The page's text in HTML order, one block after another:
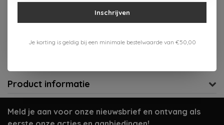
Verzenden 1-3 werkdagen
Product informatie
Meld je aan voor onze nieuwsbrief en ontvang als
Inschrijven
Je korting is geldig bij een minimale bestelwaarde van €50,00